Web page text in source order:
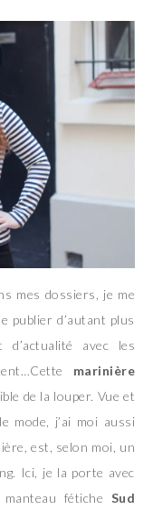
mes dossiers, je me
publier d’autant plus
avec les
marinière
de la louper. Vue et
mode, j’ai moi aussi
est, selon moi, un
Ici, je la porte avec
fétiche Sud